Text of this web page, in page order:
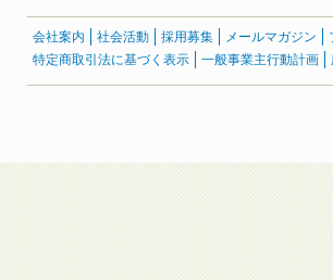
会社案内 社会活動 採用募集 メールマガジン
特定商取引法に基づく表示
一般事業主行動計画